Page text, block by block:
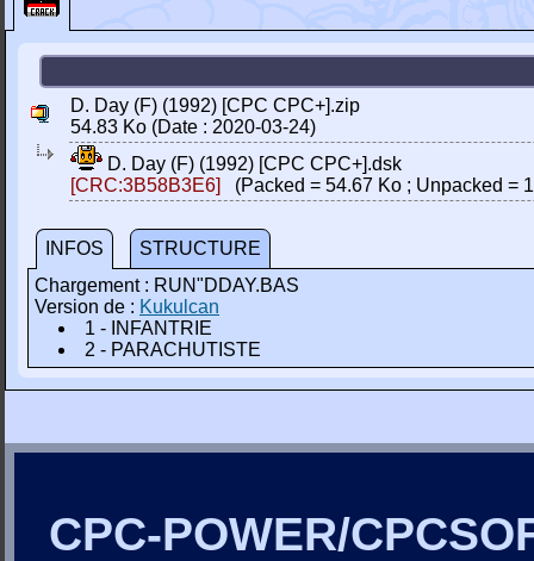
D. Day (F) (1992) [CPC CPC+].zip
54.83 Ko (Date : 2020-03-24)
D. Day (F) (1992) [CPC CPC+].dsk
[CRC:3B58B3E6]
(Packed = 54.67 Ko ; Unpacked =
INFOS
STRUCTURE
Chargement : RUN"DDAY.BAS
Version de : Kukulcan
1 - INFANTRIE
2 - PARACHUTISTE
CPC-POWER/